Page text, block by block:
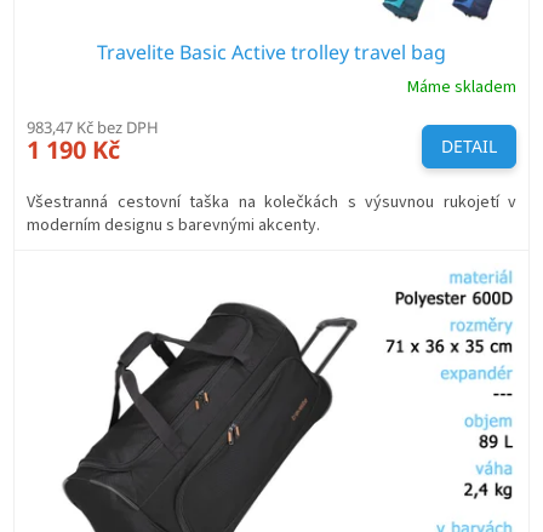
Travelite Basic Active trolley travel bag
Máme skladem
983,47 Kč bez DPH
1 190 Kč DETAIL
Všestranná cestovní taška na kolečkách s výsuvnou rukojetí v
moderním designu s barevnými akcenty.